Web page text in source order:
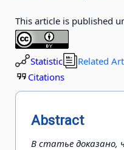
This article is published
Statistic Related
Citations
Abstract
В статье